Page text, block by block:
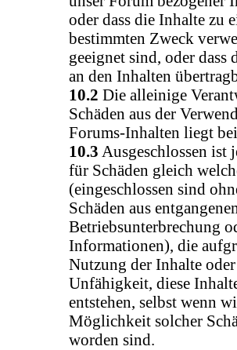
oder dass die Inhalte zu
bestimmten Zweck
geeignet sind, oder dass
an den Inhalten
10.2 Die alleinige
Schäden aus der
Forums-Inhalten liegt
10.3 Ausgeschlossen ist
für Schäden gleich
(eingeschlossen sind
Schäden aus
Betriebsunterbrechung
Informationen), die
Nutzung der Inhalte
Unfähigkeit, diese
entstehen, selbst wenn
Möglichkeit solcher
worden sind.